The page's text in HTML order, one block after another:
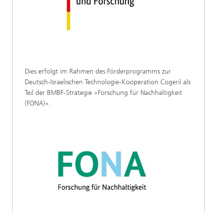
Dies erfolgt im Rahmen des Förderprogramms zur
Deutsch-Israelischen Technologie-Kooperation Cogeril als
Teil der BMBF-Strategie »Forschung für Nachhaltigkeit
(FONA)«.